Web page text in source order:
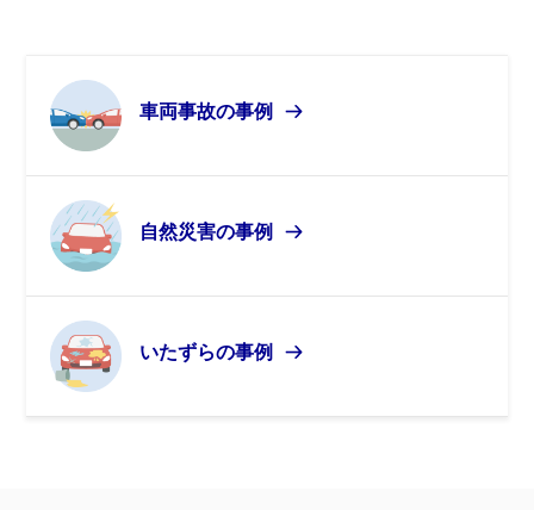
車両事故の事例
自然災害の事例
いたずらの事例